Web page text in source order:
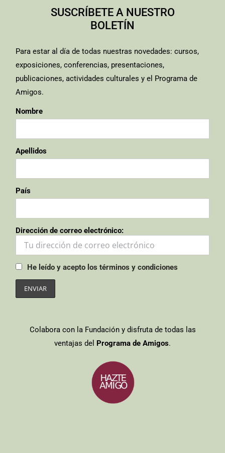
SUSCRÍBETE A NUESTRO
BOLETÍN
Para estar al día de todas nuestras novedades: cursos,
exposiciones, conferencias, presentaciones,
publicaciones, actividades culturales y el Programa de
Amigos.
Nombre
Apellidos
País
Dirección de correo electrónico:
He leído y acepto los términos y condiciones
Colabora con la Fundación y disfruta de todas las
ventajas del Programa de Amigos.